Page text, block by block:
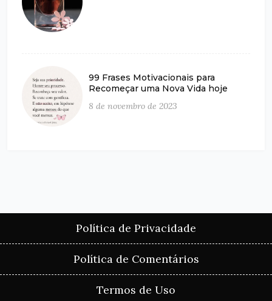
99 Frases Motivacionais para
Recomeçar uma Nova Vida hoje
8 de novembro de 2023
Política de Privacidade
Política de Comentários
Termos de Uso